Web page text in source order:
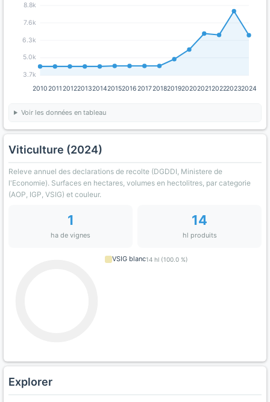
3.7k
5.0k
6.3k
7.6k
8.8k
201020112012201320142015201620172018201920202021202220232024
Voir les données en tableau
Viticulture (2024)
Releve annuel des declarations de recolte (DGDDI, Ministere de
l'Economie). Surfaces en hectares, volumes en hectolitres, par categorie
(AOP, IGP, VSIG) et couleur.
1
ha de vignes
14
hl produits
VSIG blanc14 hl (100.0 %)
Explorer